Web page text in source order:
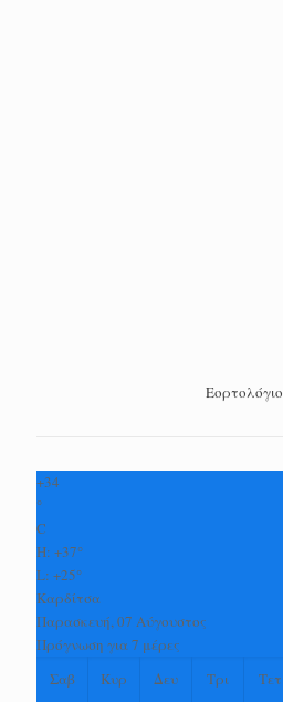
Εορτολόγιο
+34
°
C
H: +37°
L: +25°
Καρδίτσα
Παρασκευή, 07 Αύγουστος
Πρόγνωση για 7 μέρες
Σαβ
Κυρ Δευ Τρι Τετ